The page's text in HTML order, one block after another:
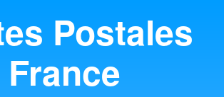
Postales
France